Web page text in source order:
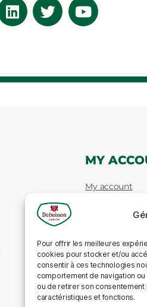
Pour offrir les meilleures
cookies pour stocker et/ou
consentir à ces technologies
comportement de navigation
ou de retirer son
caractéristiques et fonctions.
MY
My account